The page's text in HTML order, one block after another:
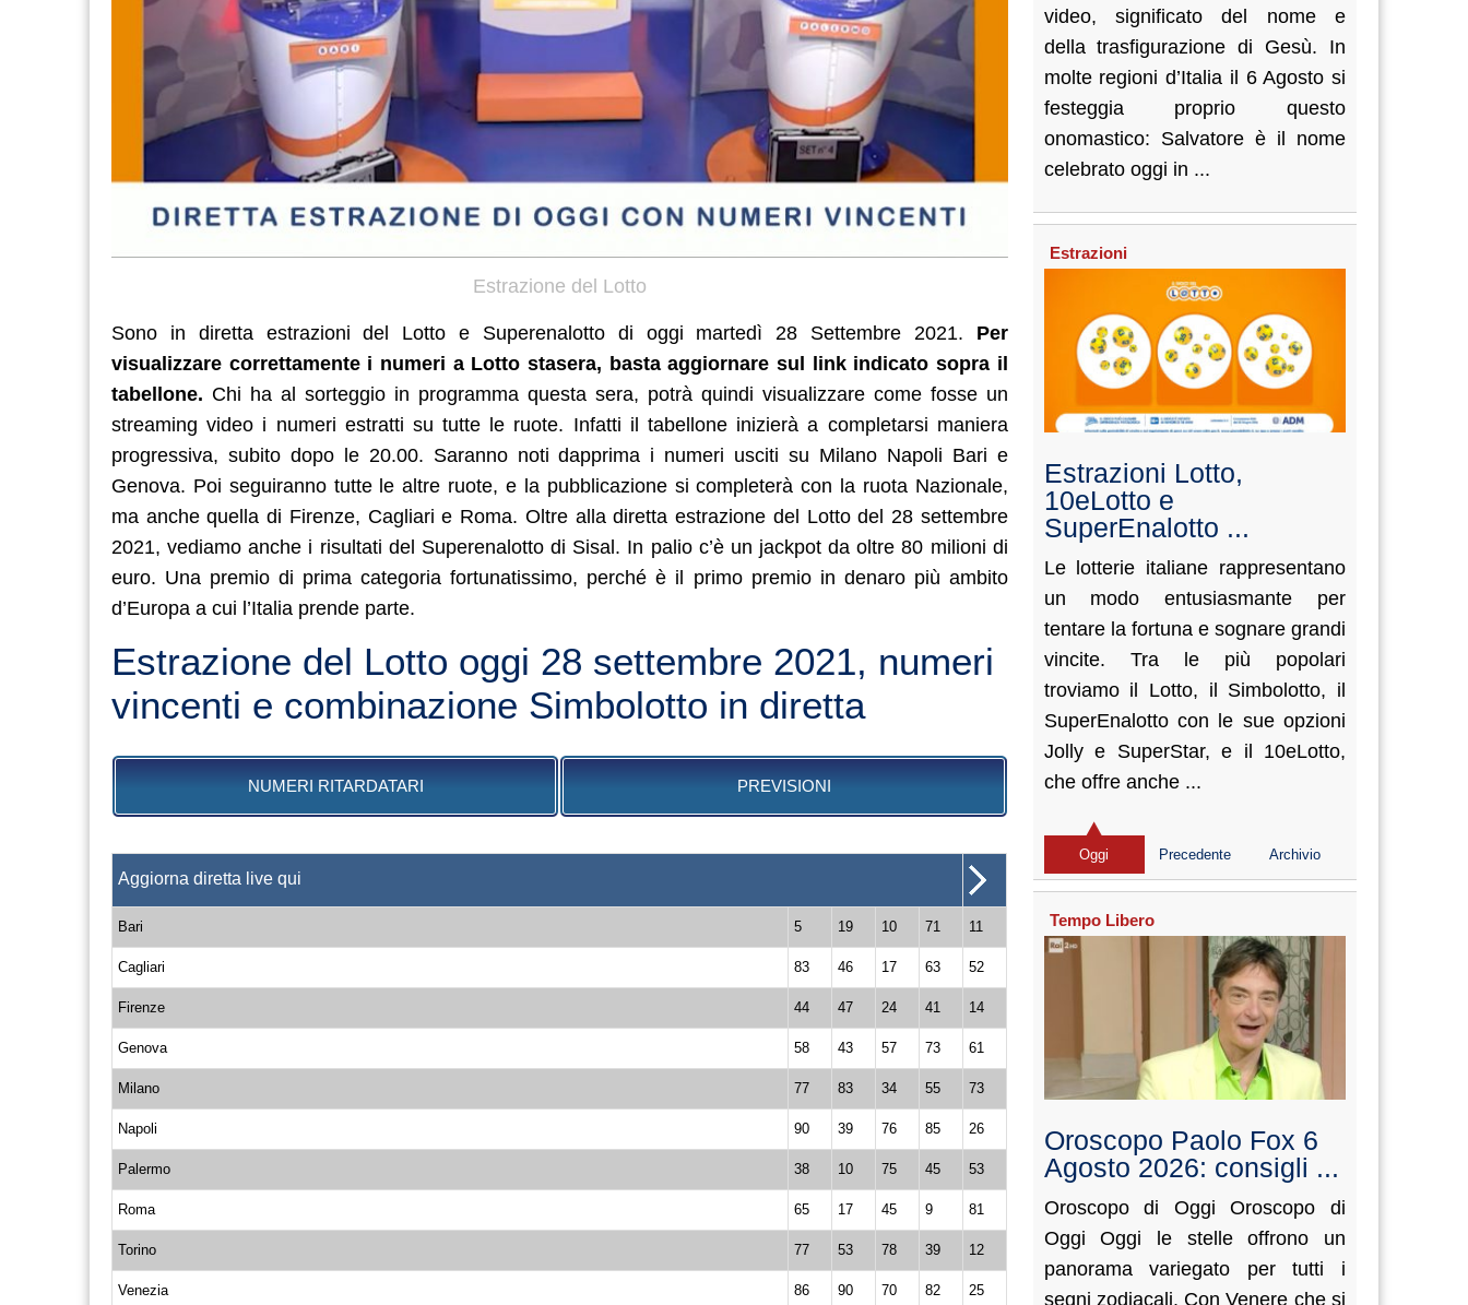
Estrazione del Lotto
Sono in diretta estrazioni del Lotto e Superenalotto di oggi martedì 28 Settembre 2021. Per
visualizzare correttamente i numeri a Lotto stasera, basta aggiornare sul link indicato sopra il
tabellone. Chi ha al sorteggio in programma questa sera, potrà quindi visualizzare come fosse un
streaming video i numeri estratti su tutte le ruote. Infatti il tabellone inizierà a completarsi maniera
progressiva, subito dopo le 20.00. Saranno noti dapprima i numeri usciti su Milano Napoli Bari e
Genova. Poi seguiranno tutte le altre ruote, e la pubblicazione si completerà con la ruota Nazionale,
ma anche quella di Firenze, Cagliari e Roma. Oltre alla diretta estrazione del Lotto del 28 settembre
2021, vediamo anche i risultati del Superenalotto di Sisal. In palio c’è un jackpot da oltre 80 milioni di
euro. Una premio di prima categoria fortunatissimo, perché è il primo premio in denaro più ambito
d’Europa a cui l’Italia prende parte.
Estrazione del Lotto oggi 28 settembre 2021, numeri
vincenti e combinazione Simbolotto in diretta
NUMERI RITARDATARI PREVISIONI
Aggiorna diretta live qui
Bari 5 19 10 71 11
Cagliari 83 46 17 63 52
Firenze 44 47 24 41 14
Genova 58 43 57 73 61
Milano 77 83 34 55 73
Napoli 90 39 76 85 26
Palermo 38 10 75 45 53
Roma 65 17 45 9 81
Torino 77 53 78 39 12
Venezia 86 90 70 82 25
video, significato del nome e
della trasfigurazione di Gesù. In
molte regioni d’Italia il 6 Agosto si
festeggia proprio questo
onomastico: Salvatore è il nome
celebrato oggi in ...
Estrazioni
Estrazioni Lotto,
10eLotto e
SuperEnalotto ...
Le lotterie italiane rappresentano
un modo entusiasmante per
tentare la fortuna e sognare grandi
vincite. Tra le più popolari
troviamo il Lotto, il Simbolotto, il
SuperEnalotto con le sue opzioni
Jolly e SuperStar, e il 10eLotto,
che offre anche ...
Oggi Precedente Archivio
Tempo Libero
Oroscopo Paolo Fox 6
Agosto 2026: consigli ...
Oroscopo di Oggi Oroscopo di
Oggi Oggi le stelle offrono un
panorama variegato per tutti i
segni zodiacali. Con Venere che si